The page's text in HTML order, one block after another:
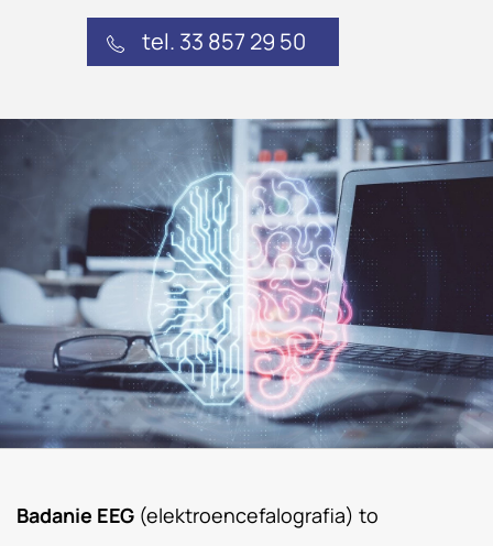
tel. 33 857 29 50
Badanie EEG (elektroencefalografia) to